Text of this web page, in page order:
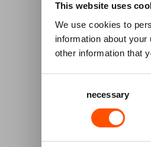
This website uses
We use cookies to
information about
other information that
necessary
STAP 2 eten